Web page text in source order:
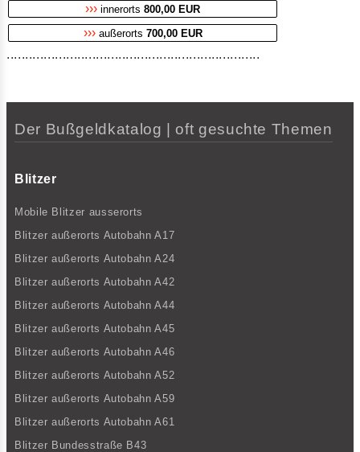
››› innerorts 800,00 EUR
›››außerorts 700,00 EUR
....................................................................
Der Bußgeldkatalog | oft gesuchte Themen
Blitzer
Mobile Blitzer ausserorts
Blitzer außerorts Autobahn A17
Blitzer außerorts Autobahn A24
Blitzer außerorts Autobahn A42
Blitzer außerorts Autobahn A44
Blitzer außerorts Autobahn A45
Blitzer außerorts Autobahn A46
Blitzer außerorts Autobahn A52
Blitzer außerorts Autobahn A59
Blitzer außerorts Autobahn A61
Blitzer Bundesstraße B43